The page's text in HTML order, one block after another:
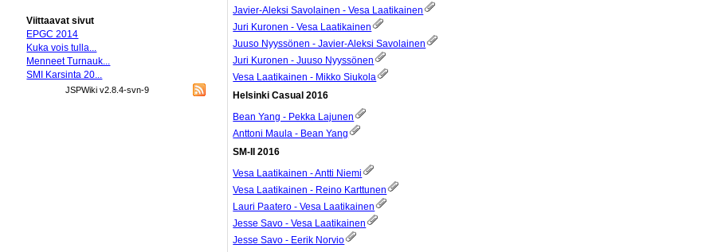
Javier-Aleksi Savolainen - Vesa Laatikainen
Juri Kuronen - Vesa Laatikainen
Juuso Nyyssönen - Javier-Aleksi Savolainen
Juri Kuronen - Juuso Nyyssönen
Vesa Laatikainen - Mikko Siukola
Helsinki Casual 2016
Bean Yang - Pekka Lajunen
Anttoni Maula - Bean Yang
SM-II 2016
Vesa Laatikainen - Antti Niemi
Vesa Laatikainen - Reino Karttunen
Lauri Paatero - Vesa Laatikainen
Jesse Savo - Vesa Laatikainen
Jesse Savo - Eerik Norvio
Viittaavat sivut
EPGC 2014
Kuka vois tulla...
Menneet Turnauk...
SMI Karsinta 20...
JSPWiki v2.8.4-svn-9